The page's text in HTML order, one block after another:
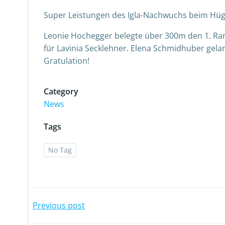
Super Leistungen des Igla-Nachwuchs beim
Leonie Hochegger belegte über 300m den 1.
für Lavinia Secklehner. Elena Schmidhuber
Gratulation!
Category
News
Tags
No Tag
Post
Previous post